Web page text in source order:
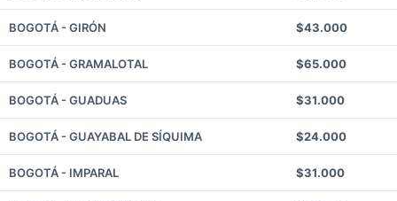
BOGOTÁ - GIRÓN $43.000
BOGOTÁ - GRAMALOTAL $65.000
BOGOTÁ - GUADUAS $31.000
BOGOTÁ - GUAYABAL DE SÍQUIMA $24.000
BOGOTÁ - IMPARAL $31.000